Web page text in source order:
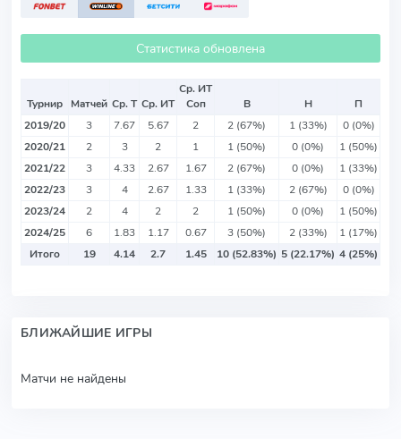
Статистика обновлена
Турнир Матчей Ср. Т Ср. ИТ
Ср. ИТ
Соп
В Н
П
2019/20
3 7.67 5.67 2 2 (67%) 1 (33%)
0 (0%)
2020/21
2 3 2 1 1 (50%) 0 (0%)
1 (50%)
2021/22
3 4.33 2.67 1.67 2 (67%) 0 (0%)
1 (33%)
2022/23
3 4 2.67 1.33 1 (33%) 2 (67%)
0 (0%)
2023/24
2 4 2 2 1 (50%) 0 (0%)
1 (50%)
2024/25
6 1.83 1.17 0.67 3 (50%) 2 (33%)
1 (17%)
Итого
19 4.14 2.7 1.45 10 (52.83%) 5 (22.17%) 4 (25%)
БЛИЖАЙШИЕ ИГРЫ
Матчи не найдены